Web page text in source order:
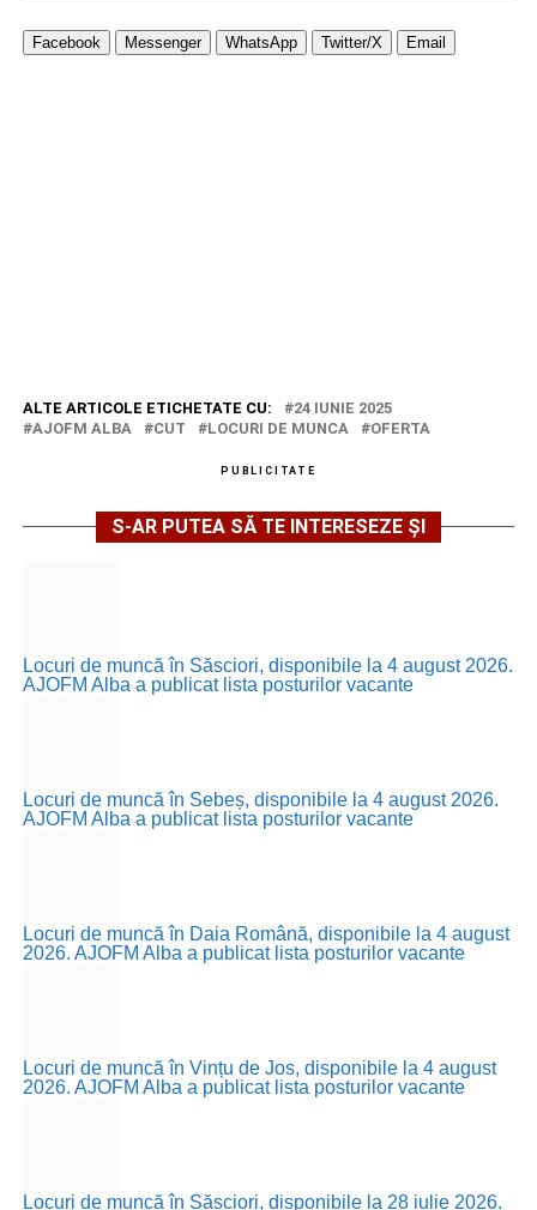
Facebook Messenger WhatsApp Twitter/X Email
ALTE ARTICOLE ETICHETATE CU:
24 IUNIE 2025
AJOFM ALBA
CUT LOCURI DE MUNCA OFERTA
PUBLICITATE
S-AR PUTEA SĂ TE INTERESEZE ȘI
Locuri de muncă în Săsciori, disponibile la 4 august 2026.
AJOFM Alba a publicat lista posturilor vacante
Locuri de muncă în Sebeș, disponibile la 4 august 2026.
AJOFM Alba a publicat lista posturilor vacante
Locuri de muncă în Daia Română, disponibile la 4 august
2026. AJOFM Alba a publicat lista posturilor vacante
Locuri de muncă în Vințu de Jos, disponibile la 4 august
2026. AJOFM Alba a publicat lista posturilor vacante
Locuri de muncă în Săsciori, disponibile la 28 iulie 2026.